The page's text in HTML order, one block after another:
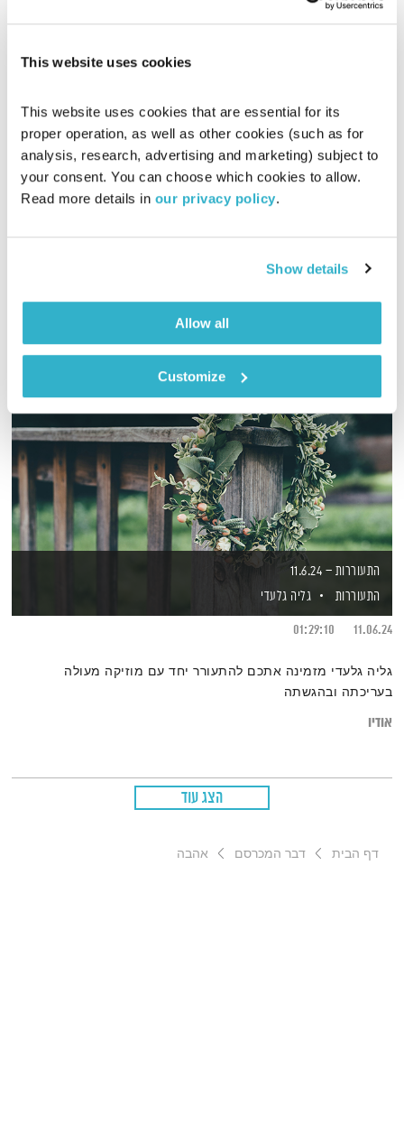
This website uses cookies
This website uses cookies that are essential for its
proper operation, as well as other cookies (such as for
analysis, research, advertising and marketing) subject to
your consent. You can choose which cookies to allow.
Read more details in our privacy policy.
Show details
Allow all
Customize
שיחות טרנספורמטיביות
אסי זיגדון ונטאלי בן דוד
17.08.15
00:57:14
התעוררות – 11.6.24
התעוררות
גליה גלעדי
11.06.24
01:29:10
גליה גלעדי מזמינה אתכם להתעורר יחד עם מוזיקה מעולה
בעריכתה ובהגשתה
אודיו
הצג עוד
דף הבית דבר המכרסם אהבה